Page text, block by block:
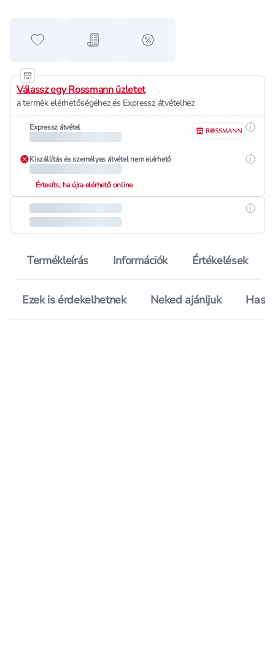
Hozzáadás a kedvencekhez
Hozzáadás a bevásárló listához
alert when on sale
Válassz egy Rossmann üzletet
a termék elérhetőségéhez és Expressz átvételhez
Expressz átvétel
Kiszállítás és személyes átvétel nem elérhető
Értesíts, ha újra elérhető online
Termékleírás Információk Értékelések
Ezek is érdekelhetnek Neked ajánljuk